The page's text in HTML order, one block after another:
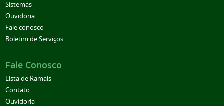
Sistemas
Ouvidoria
Fale conosco
Boletim de Serviços
Fale Conosco
Lista de Ramais
Contato
Ouvidoria